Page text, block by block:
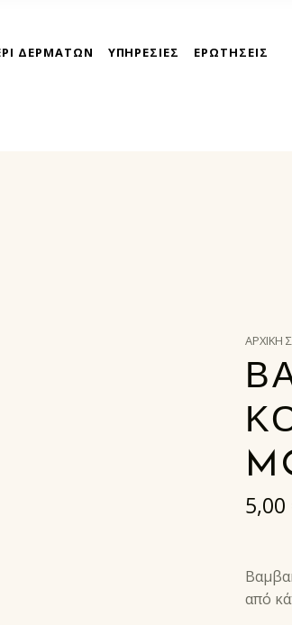
takoyni express
ΔΕΡΜΑΤΩΝ ΥΠΗΡΕΣΙΕΣ ΕΡΩΤΗΣΕΙΣ
ΑΡΧΙΚΉ
5,00
από